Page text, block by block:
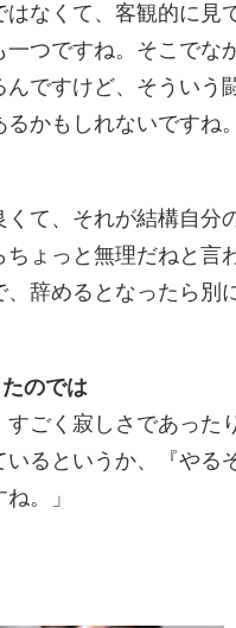
なくて、客観的に見
つですね。そこでな
ですけど、そういう
かもしれないですね。
て、それが結構自分
ょっと無理だねと言
辞めるとなったら別
のでは
ごく寂しさであった
るというか、『やる
。」